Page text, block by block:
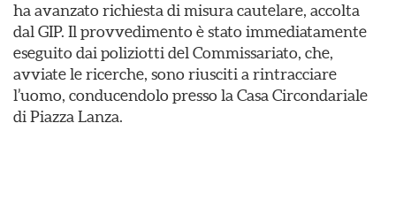
ha avanzato richiesta di misura cautelare, accolta
dal GIP. Il provvedimento è stato immediatamente
eseguito dai poliziotti del Commissariato, che,
avviate le ricerche, sono riusciti a rintracciare
l’uomo, conducendolo presso la Casa Circondariale
di Piazza Lanza.